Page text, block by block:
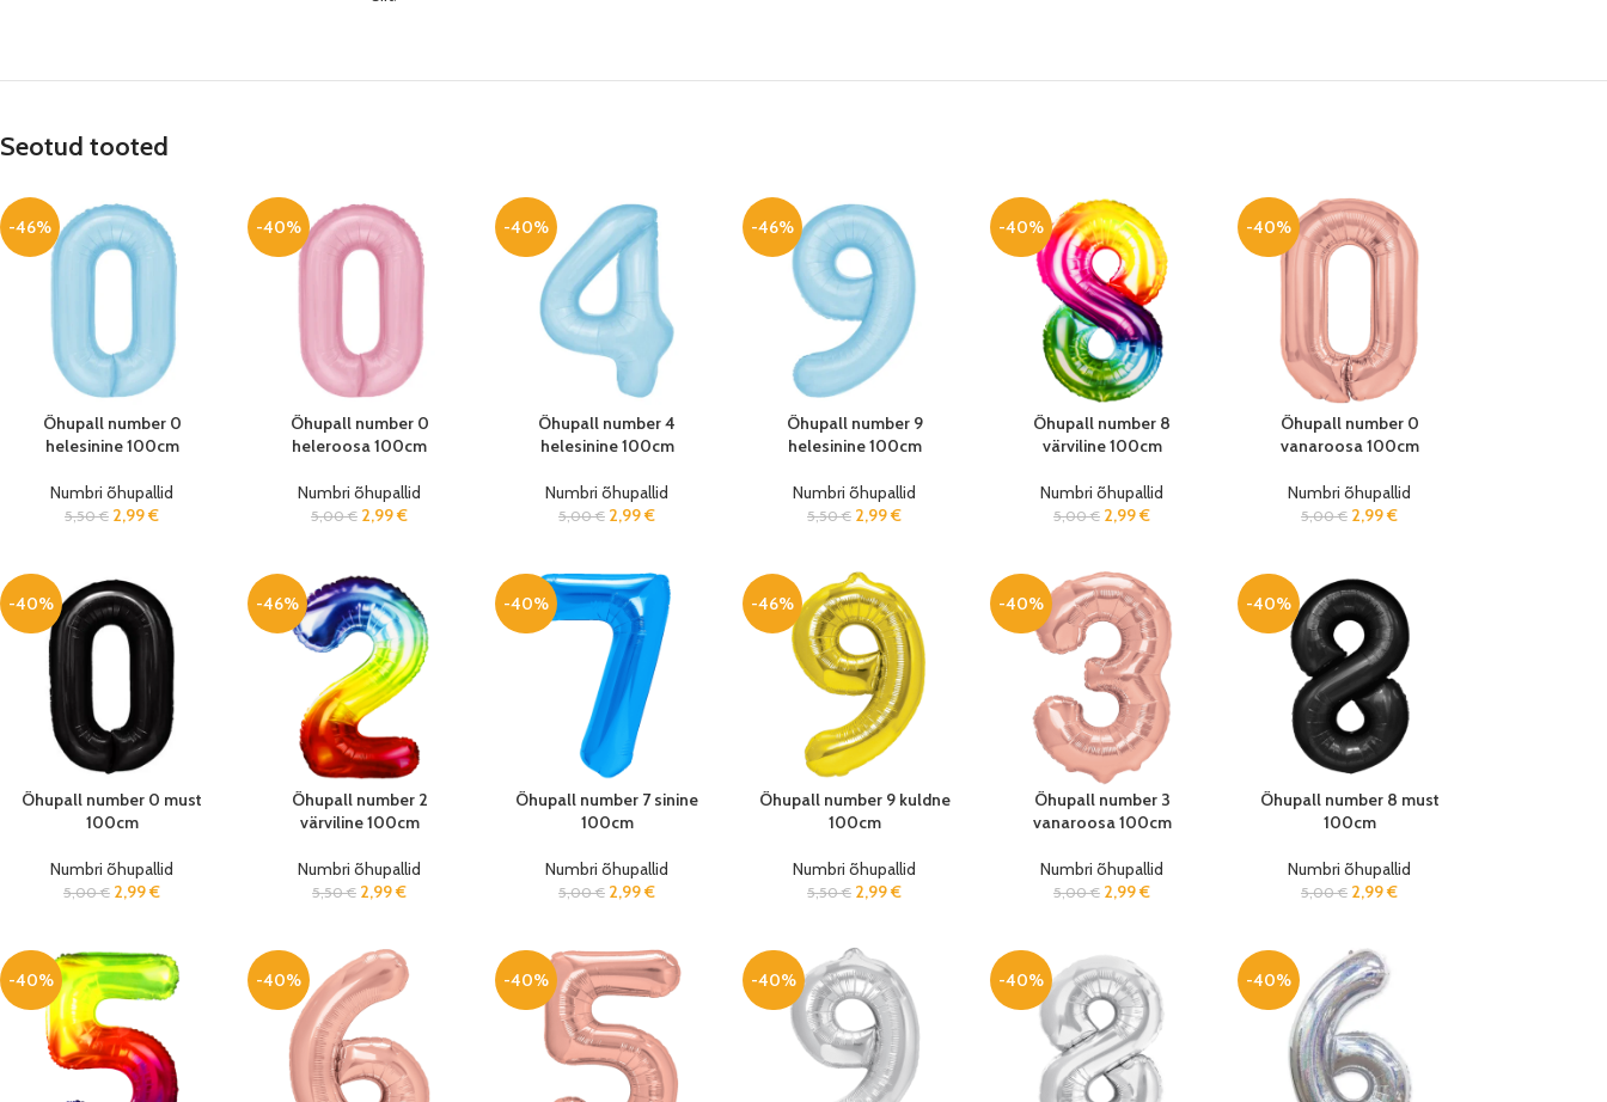
Seotud tooted
-46%
Õhupall number 0
helesinine 100cm
Numbri õhupallid
5,50€ 2,99€
-40%
Õhupall number 0
heleroosa 100cm
Numbri õhupallid
5,00€ 2,99€
-40%
Õhupall number 4
helesinine 100cm
Numbri õhupallid
5,00€ 2,99€
-46%
Õhupall number 9
helesinine 100cm
Numbri õhupallid
5,50€ 2,99€
-40%
Õhupall number 8
värviline 100cm
Numbri õhupallid
5,00€ 2,99€
-40%
Õhupall number 0
vanaroosa 100cm
Numbri õhupallid
5,00€ 2,99€
-40%
Õhupall number 0 must
100cm
Numbri õhupallid
5,00€ 2,99€
-46%
Õhupall number 2
värviline 100cm
Numbri õhupallid
5,50€ 2,99€
-40%
Õhupall number 7 sinine
100cm
Numbri õhupallid
5,00€ 2,99€
-46%
Õhupall number 9 kuldne
100cm
Numbri õhupallid
5,50€ 2,99€
-40%
Õhupall number 3
vanaroosa 100cm
Numbri õhupallid
5,00€ 2,99€
-40%
Õhupall number 8 must
100cm
Numbri õhupallid
5,00€ 2,99€
-40% -40% -40% -40% -40% -40%